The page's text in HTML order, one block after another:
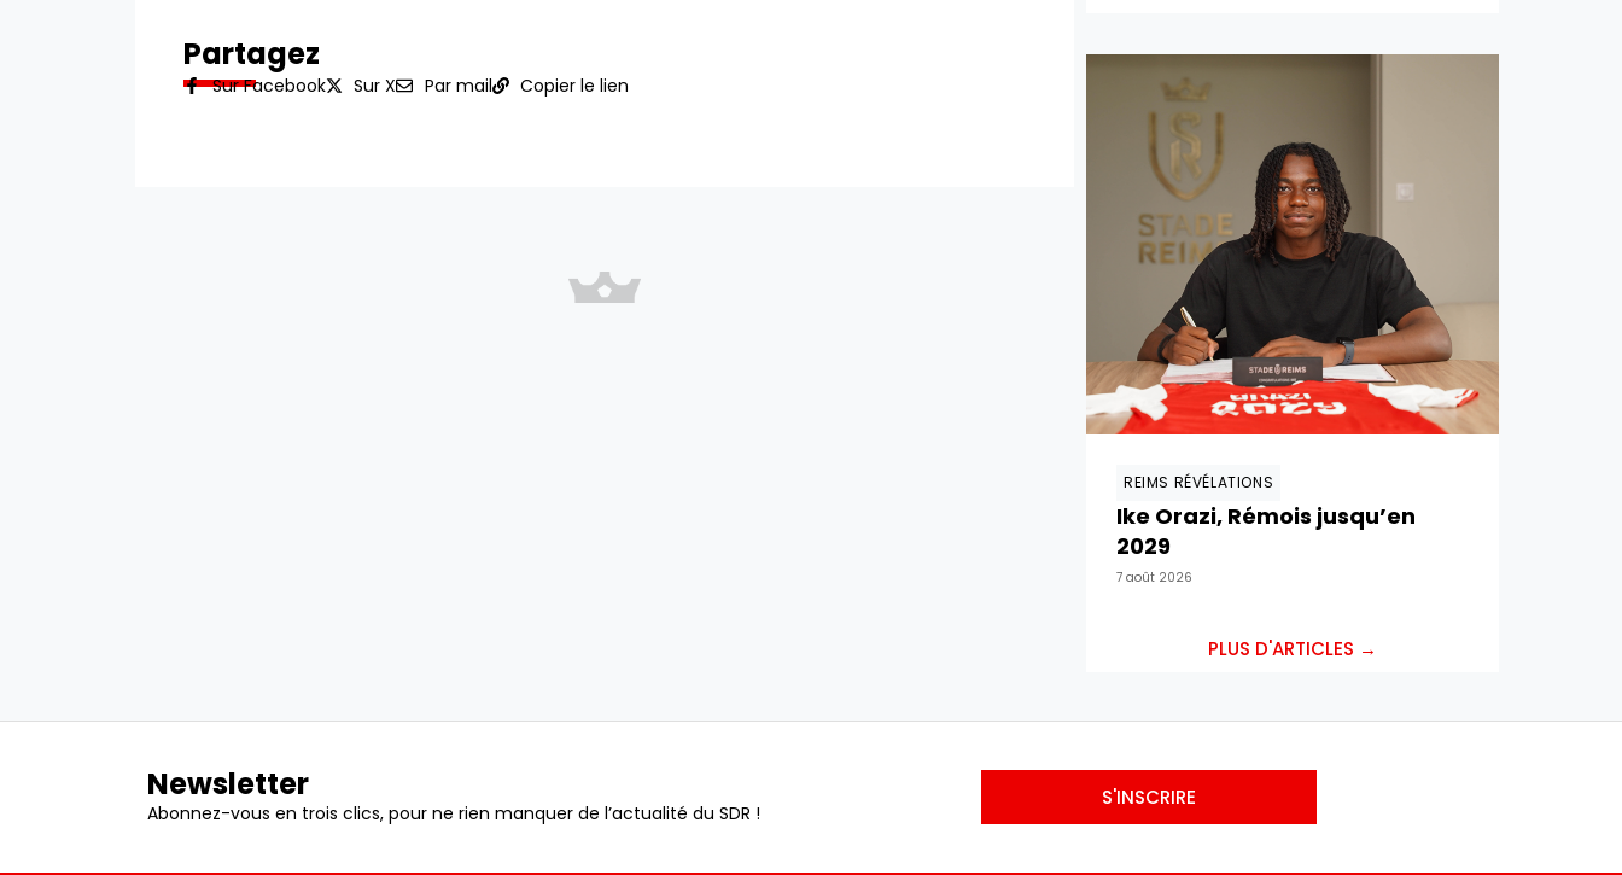
Partagez
Sur Facebook Sur X Par mail Copier le lien
REIMS RÉVÉLATIONS
Ike Orazi, Rémois jusqu’en
2029
7 août 2026
PLUS D'ARTICLES →
Newsletter
Abonnez-vous en trois clics, pour ne rien manquer de l’actualité du SDR !
S'INSCRIRE